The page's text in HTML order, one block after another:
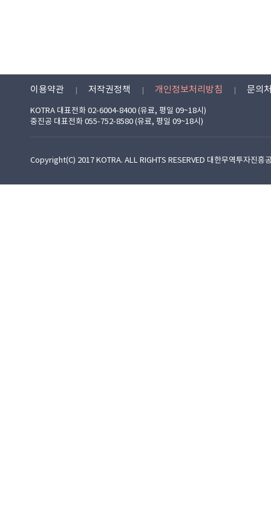
이용약관 저작권정책 개인정보처리방침 문의
KOTRA 대표전화 02-6004-8400 (유료, 평일 09~18시)
중진공 대표전화 055-752-8580 (유료, 평일 09~18시)
Copyright(C) 2017 KOTRA. ALL RIGHTS RESERVED 대한무역투자진흥